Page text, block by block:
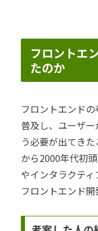
フロントエ
たのか
フロントエンド
普及し、ユーザ
う必要が出てき
から2000年代初
やインタラクティ
フロントエンド開